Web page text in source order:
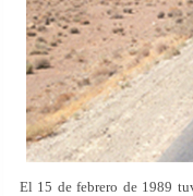
El 15 de febrero de 1989